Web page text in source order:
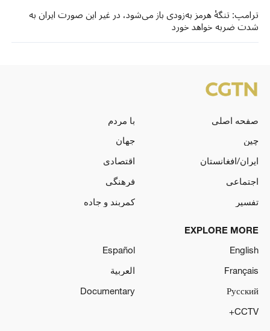
ترامپ: تنگهٔ هرمز به‌زودی باز می‌شود، در غیر این صورت ایران به
شدت ضربه خواهد خورد
صفحه اصلی
با مردم
چین
جهان
ایران/افغانستان
اقتصادی
اجتماعی
فرهنگی
تفسیر
کمربند و جاده
EXPLORE MORE
English
Español
Français
العربية
Русский
Documentary
CCTV+